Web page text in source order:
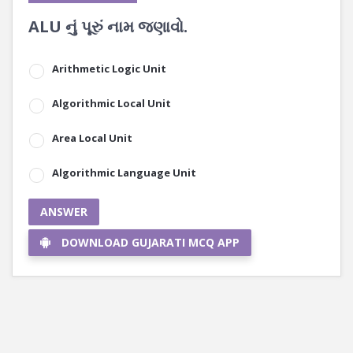
ALU નું પૂરું નામ જણાવો.
Arithmetic Logic Unit
Algorithmic Local Unit
Area Local Unit
Algorithmic Language Unit
ANSWER
DOWNLOAD GUJARATI MCQ APP